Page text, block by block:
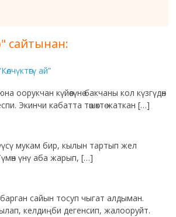
сайтынан:
ай”
оорукчан күйөөсүнө бакчаны кол күзгүдөн
Экинчи кабатта төшөктө жаткан […]
мукам бир, кылын тартып жел
үнү аба жарып, […]
сайын тосуп чыгат алдыман.
келдиңби дегенсип, жалооруйт.